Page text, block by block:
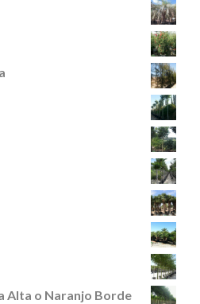
Alta o Naranjo Borde